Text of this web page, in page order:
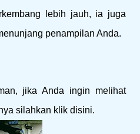
lebih jauh, ia juga
penampilan Anda.
jika Anda ingin melihat
silahkan klik disini.